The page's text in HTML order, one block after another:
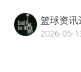
篮球资讯
2026-05-